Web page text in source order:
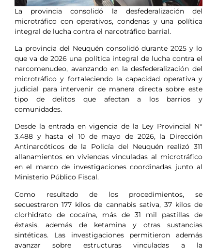
La provincia consolidó la desfederalización del
microtráfico con operativos, condenas y una política
integral de lucha contra el narcotráfico barrial.
La provincia del Neuquén consolidó durante 2025 y lo
que va de 2026 una política integral de lucha contra el
narcomenudeo, avanzando en la desfederalización del
microtráfico y fortaleciendo la capacidad operativa y
judicial para intervenir de manera directa sobre este
tipo de delitos que afectan a los barrios y
comunidades.
Desde la entrada en vigencia de la Ley Provincial N°
3.488 y hasta el 10 de mayo de 2026, la Dirección
Antinarcóticos de la Policía del Neuquén realizó 311
allanamientos en viviendas vinculadas al microtráfico
en el marco de investigaciones coordinadas junto al
Ministerio Público Fiscal.
Como resultado de los procedimientos, se
secuestraron 177 kilos de cannabis sativa, 37 kilos de
clorhidrato de cocaína, más de 31 mil pastillas de
éxtasis, además de ketamina y otras sustancias
sintéticas. Las investigaciones permitieron además
avanzar sobre estructuras vinculadas a la